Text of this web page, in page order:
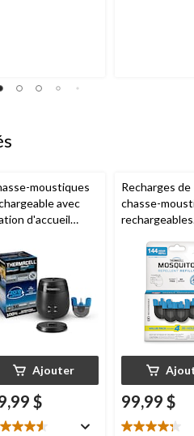
moustiques
avec
d'accueil
Ajouter
$
Recharges de
chasse-
rechargeables
heures
99,99 $